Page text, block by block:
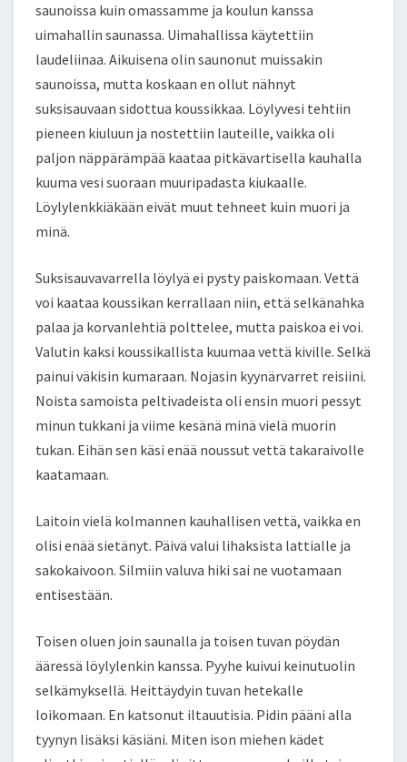
saunoissa kuin omassamme ja koulun kanssa
uimahallin saunassa. Uimahallissa käytettiin
laudeliinaa. Aikuisena olin saunonut muissakin
saunoissa, mutta koskaan en ollut nähnyt
suksisauvaan sidottua koussikkaa. Löylyvesi tehtiin
pieneen kiuluun ja nostettiin lauteille, vaikka oli
paljon näppärämpää kaataa pitkävartisella kauhalla
kuuma vesi suoraan muuripadasta kiukaalle.
Löylylenkkiäkään eivät muut tehneet kuin muori ja
minä.
Suksisauvavarrella löylyä ei pysty paiskomaan. Vettä
voi kaataa koussikan kerrallaan niin, että selkänahka
palaa ja korvanlehtiä polttelee, mutta paiskoa ei voi.
Valutin kaksi koussikallista kuumaa vettä kiville. Selkä
painui väkisin kumaraan. Nojasin kyynärvarret reisiini.
Noista samoista peltivadeista oli ensin muori pessyt
minun tukkani ja viime kesänä minä vielä muorin
tukan. Eihän sen käsi enää noussut vettä takaraivolle
kaatamaan.
Laitoin vielä kolmannen kauhallisen vettä, vaikka en
olisi enää sietänyt. Päivä valui lihaksista lattialle ja
sakokaivoon. Silmiin valuva hiki sai ne vuotamaan
entisestään.
Toisen oluen join saunalla ja toisen tuvan pöydän
ääressä löylylenkin kanssa. Pyyhe kuivui keinutuolin
selkämyksellä. Heittäydyin tuvan hetekalle
loikomaan. En katsonut iltauutisia. Pidin pääni alla
tyynyn lisäksi käsiäni. Miten ison miehen kädet